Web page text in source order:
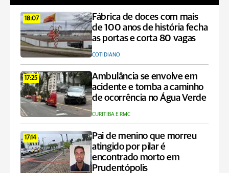
18:07
Fábrica de doces com mais
de 100 anos de história fecha
as portas e corta 80 vagas
COTIDIANO
17:25
Ambulância se envolve em
acidente e tomba a caminho
de ocorrência no Água Verde
CURITIBA E RMC
17:14
Pai de menino que morreu
atingido por pilar é
encontrado morto em
Prudentópolis